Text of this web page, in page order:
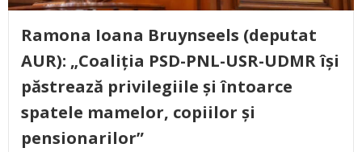
Ramona Ioana Bruynseels (deputat
AUR): „Coaliția PSD-PNL-USR-UDMR își
păstrează privilegiile și întoarce
spatele mamelor, copiilor și
pensionarilor”